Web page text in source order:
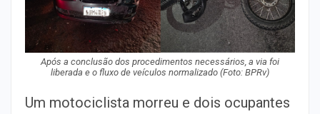
Após a conclusão dos procedimentos necessários, a via foi
liberada e o fluxo de veículos normalizado (Foto: BPRv)
Um motociclista morreu e dois ocupantes